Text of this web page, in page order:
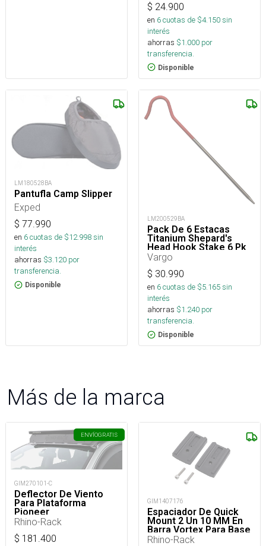
$ 24.900
en 6cuotas de $4.150sin
interés
ahorras $1.000 por
transferencia.
Disponible
LM180528BA
Pantufla Camp Slipper
Exped
$ 77.990
en 6cuotas de $12.998sin
interés
ahorras $3.120 por
transferencia.
Disponible
LM200529BA
Pack De 6 Estacas
Titanium Shepard's
Head Hook Stake 6 Pk
Vargo
$ 30.990
en 6cuotas de $5.165sin
interés
ahorras $1.240 por
transferencia.
Disponible
Más de la marca
ENVÍOGRATIS
GIM270101-C
Deflector De Viento
Para Plataforma
Pioneer
Rhino-Rack
$ 181.400
GIM1407176
Espaciador De Quick
Mount 2 Un 10 MM En
Barra Vortex Para Base
RLT600
Rhino-Rack